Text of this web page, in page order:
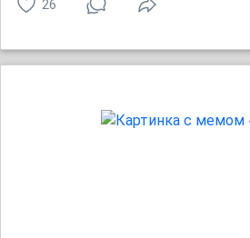
26